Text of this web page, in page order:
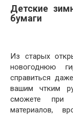
Детские
бумаги
Из старых
новогоднюю
справиться
вашим чтким
сможете при
материалов,